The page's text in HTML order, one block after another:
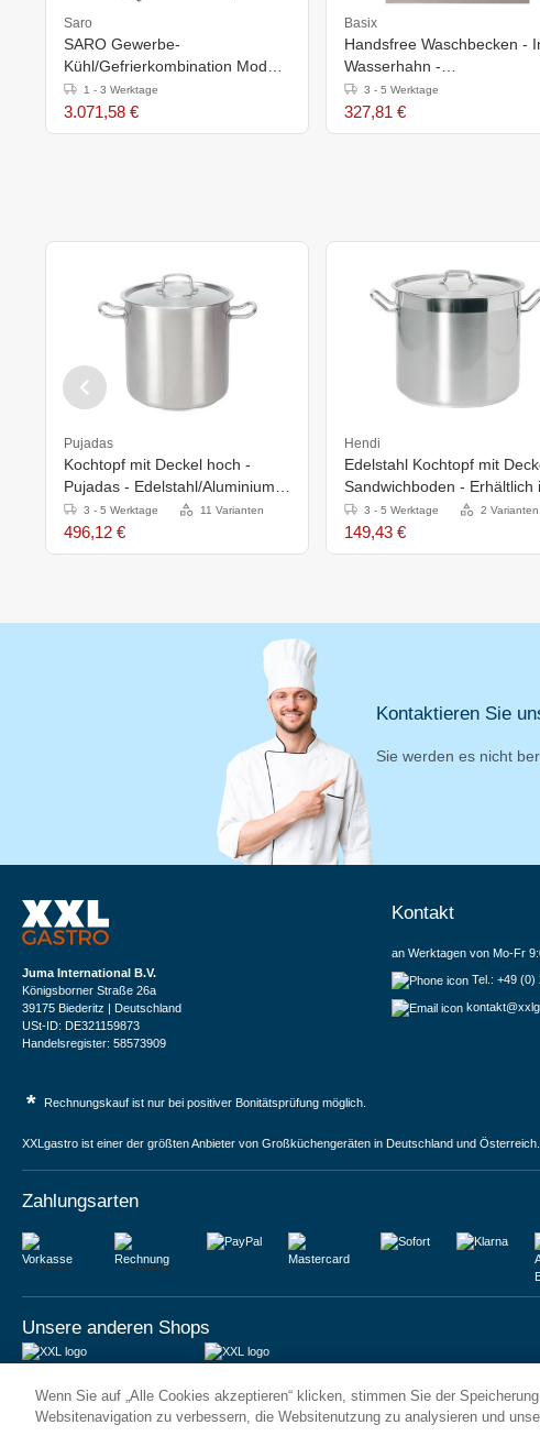
Saro
SARO Gewerbe-
Kühl/Gefrierkombination Modell
GN 120 DTV
1 - 3 Werktage
3.071,58 €
Basix
Handsfree Waschbecken -
Wasserhahn -
300x320x195(h)mm
3 - 5 Werktage
327,81 €
Pujadas
Kochtopf mit Deckel hoch -
Pujadas - Edelstahl/Aluminium -
Erhältlich in 12 Größen
3 - 5 Werktage 11 Varianten
496,12 €
Hendi
Edelstahl Kochtopf mit
Sandwichboden - Erhältlich
Größen
3 - 5 Werktage 2 Varianten
149,43 €
Kontaktieren Sie
Sie werden es nicht
Juma International B.V.
Königsborner Straße 26a
39175 Biederitz | Deutschland
USt-ID: DE321159873
Handelsregister: 58573909
Kontakt
an Werktagen von Mo-Fr
Tel.: +49 (0)
* Rechnungskauf ist nur bei positiver Bonitätsprüfung möglich.
XXLgastro ist einer der größten Anbieter von Großküchengeräten in Deutschland und
Zahlungsarten
Vorkasse Rechnung
Unsere anderen Shops
6 Rue des Bateliers
92110 Clichy | France
Vrijheidweg 34
1521RR Wormerveer | Nederland
Wenn Sie auf „Alle Cookies akzeptieren“ klicken, stimmen Sie der
Websitenavigation zu verbessern, die Websitenutzung zu analysieren und